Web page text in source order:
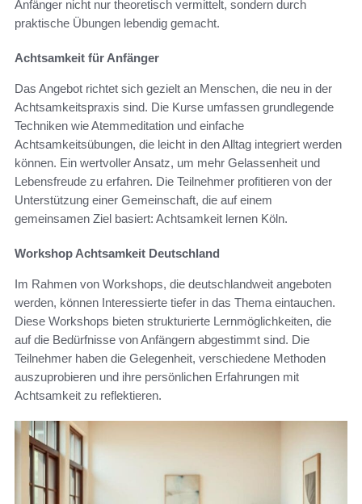
Anfänger nicht nur theoretisch vermittelt, sondern durch
praktische Übungen lebendig gemacht.
Achtsamkeit für Anfänger
Das Angebot richtet sich gezielt an Menschen, die neu in der
Achtsamkeitspraxis sind. Die Kurse umfassen grundlegende
Techniken wie Atemmeditation und einfache
Achtsamkeitsübungen, die leicht in den Alltag integriert werden
können. Ein wertvoller Ansatz, um mehr Gelassenheit und
Lebensfreude zu erfahren. Die Teilnehmer profitieren von der
Unterstützung einer Gemeinschaft, die auf einem
gemeinsamen Ziel basiert: Achtsamkeit lernen Köln.
Workshop Achtsamkeit Deutschland
Im Rahmen von Workshops, die deutschlandweit angeboten
werden, können Interessierte tiefer in das Thema eintauchen.
Diese Workshops bieten strukturierte Lernmöglichkeiten, die
auf die Bedürfnisse von Anfängern abgestimmt sind. Die
Teilnehmer haben die Gelegenheit, verschiedene Methoden
auszuprobieren und ihre persönlichen Erfahrungen mit
Achtsamkeit zu reflektieren.